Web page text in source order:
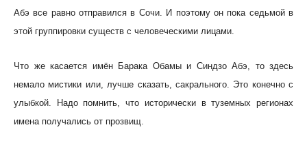
Абэ все равно отправился в Сочи. И поэтому он пока седьмой в
этой группировки существ с человеческими лицами.
Что же касается имён Барака Обамы и Синдзо Абэ, то здесь
немало мистики или, лучше сказать, сакрального. Это конечно с
улыбкой. Надо помнить, что исторически в туземных регионах
имена получались от прозвищ.